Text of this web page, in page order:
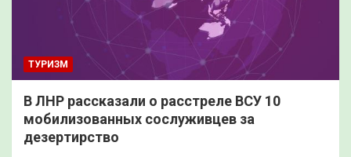
ТУРИЗМ
В ЛНР рассказали о расстреле ВСУ 10
мобилизованных сослуживцев за
дезертирство